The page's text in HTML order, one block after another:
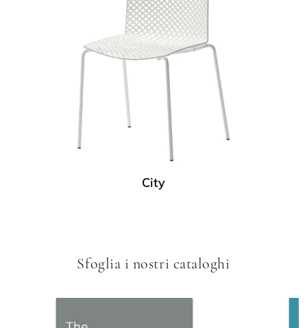
City
Sfoglia i nostri cataloghi